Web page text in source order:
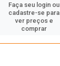
Faça seu login ou
cadastre-se para
ver preços e
comprar